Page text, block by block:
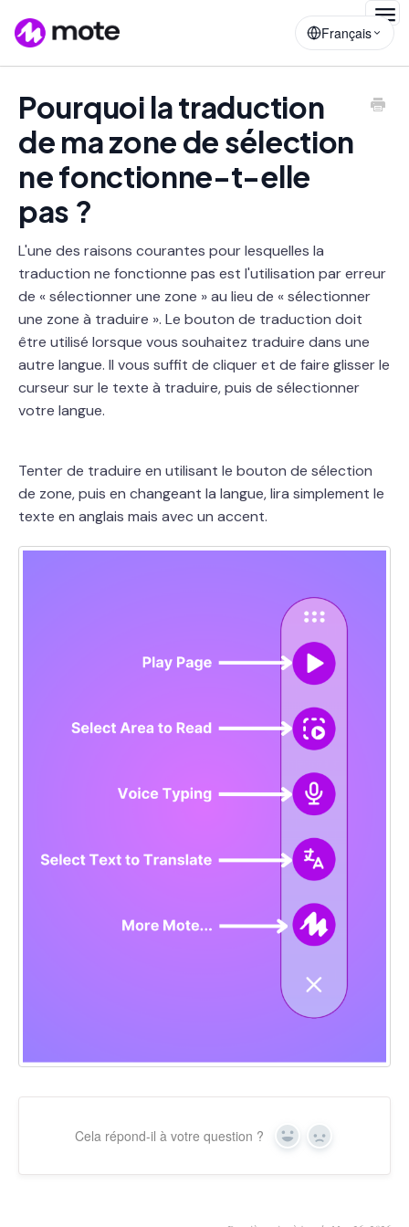
Français
Pourquoi la traduction
de ma zone de sélection
ne fonctionne-t-elle
pas ?
L'une des raisons courantes pour lesquelles la
traduction ne fonctionne pas est l'utilisation par erreur
de « sélectionner une zone » au lieu de « sélectionner
une zone à traduire ». Le bouton de traduction doit
être utilisé lorsque vous souhaitez traduire dans une
autre langue. Il vous suffit de cliquer et de faire glisser le
curseur sur le texte à traduire, puis de sélectionner
votre langue.
Tenter de traduire en utilisant le bouton de sélection
de zone, puis en changeant la langue, lira simplement le
texte en anglais mais avec un accent.
Cela répond-il à votre question ? Yes No